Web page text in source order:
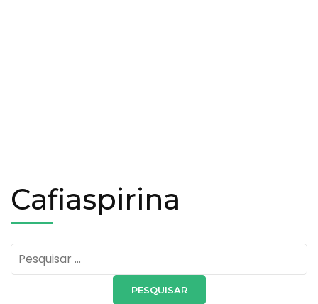
Cafiaspirina
Pesquisar
por: